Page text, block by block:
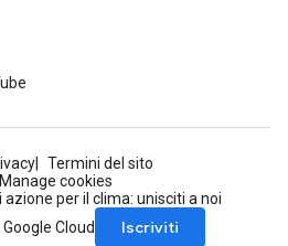
Termini del sito
Manage cookies
azione per il clima: unisciti a noi
Cloud
Iscriviti